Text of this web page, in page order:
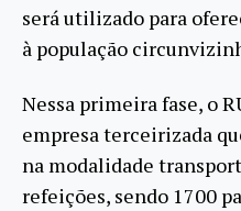
será utilizado para
à população
Nessa primeira fase, o
empresa terceirizada
na modalidade
refeições, sendo 1700